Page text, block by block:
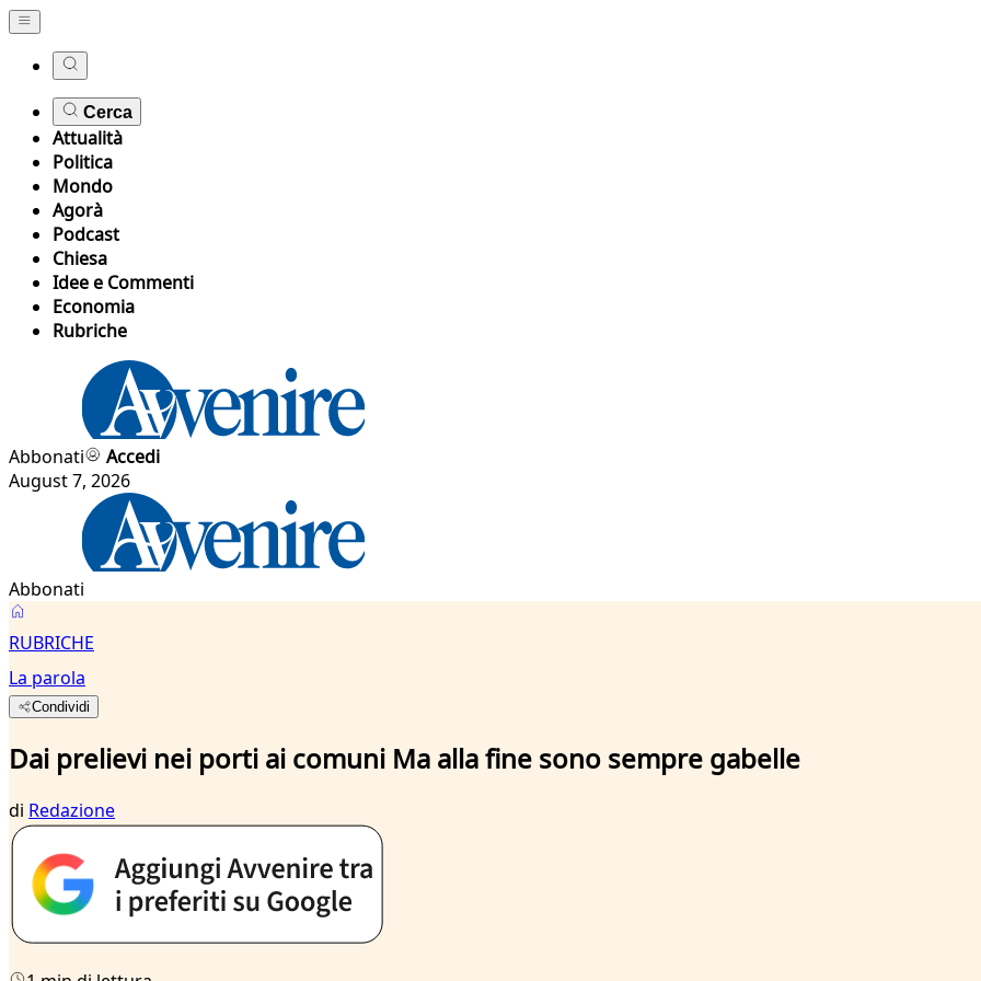
Cerca
Attualità
Politica
Mondo
Agorà
Podcast
Chiesa
Idee e Commenti
Economia
Rubriche
Abbonati
Accedi
August 7, 2026
Abbonati
RUBRICHE
La parola
Condividi
Dai prelievi nei porti ai comuni Ma alla fine sono sempre gabelle
di Redazione